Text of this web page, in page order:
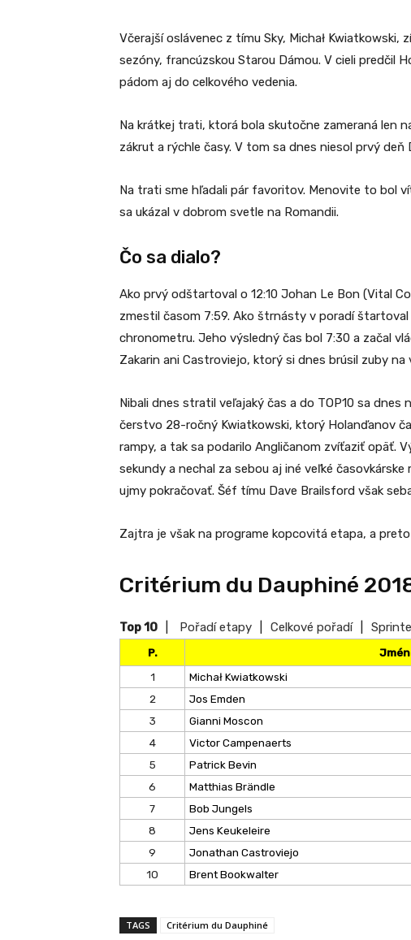
Včerajší oslávenec z tímu Sky, Michał
sezóny, francúzskou Starou Dámou. V cieli predčil
pádom aj do celkového vedenia.
Na krátkej trati, ktorá bola skutočne zameraná len
zákrut a rýchle časy. V tom sa dnes niesol prvý
Na trati sme hľadali pár favoritov. Menovite to bol
sa ukázal v dobrom svetle na Romandii.
Čo sa dialo?
Ako prvý odštartoval o 12:10 Johan Le Bon (Vital
zmestil časom 7:59. Ako štrnásty v poradí
chronometru. Jeho výsledný čas bol 7:30 a začal
Zakarin ani Castroviejo, ktorý si dnes brúsil zuby
Nibali dnes stratil veľajaký čas a do TOP10 sa
čerstvo 28-ročný Kwiatkowski, ktorý Holanďanov
rampy, a tak sa podarilo Angličanom zvíťaziť opäť.
sekundy a nechal za sebou aj iné veľké
ujmy pokračovať. Šéf tímu Dave Brailsford však
Zajtra je však na programe kopcovitá etapa, a
Critérium du Dauphiné
Top 10 Pořadí etapy Celkové pořadí
P.
1
Michał Kwiatkowski
2
Jos Emden
3
Gianni Moscon
4
Victor Campenaerts
5
Patrick Bevin
6
Matthias Brändle
7
Bob Jungels
8
Jens Keukeleire
9
Jonathan Castroviejo
10
Brent Bookwalter
TAGS Critérium du Dauphiné